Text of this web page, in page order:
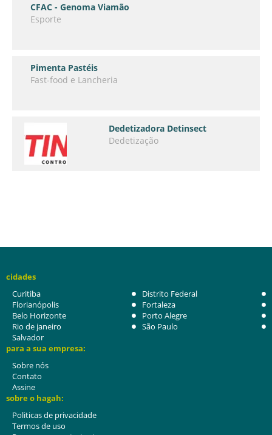
CFAC - Genoma Viamão
Esporte
Pimenta Pastéis
Fast-food e Lancheria
Dedetizadora Detinsect
Dedetização
cidades
Curitiba
Distrito Federal
Florianópolis
Fortaleza
Belo Horizonte
Porto Alegre
Rio de janeiro
São Paulo
Salvador
para a sua empresa:
Sobre nós
Contato
Assine
sobre o hagah:
Politicas de privacidade
Termos de uso